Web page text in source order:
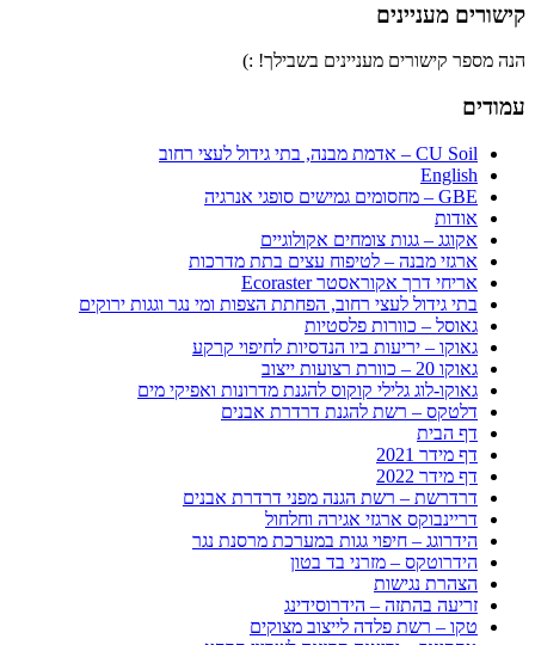
קישורים מעניינים
הנה מספר קישורים מעניינים בשבילך! :)
עמודים
CU Soil – אדמת מבנה, בתי גידול לעצי רחוב
English
GBE – מחסומים גמישים סופגי אנרגיה
אודות
אקוגג – גגות צומחים אקולוגיים
ארגזי מבנה – לטיפוח עצים בתת מדרכות
אריחי דרך אקוראסטר Ecoraster
בתי גידול לעצי רחוב, הפחתת הצפות ומי נגר וגגות ירוקים
גאוסל – כוורות פלסטיות
גאוקו – יריעות ביו הנדסיות לחיפוי קרקע
גאוקו 20 – כוורת רצועות ייצוב
גאוקו-לוג גלילי קוקוס להגנת מדרונות ואפיקי מים
דלטקס – רשת להגנת דרדרת אבנים
דף הבית
דף מידר 2021
דף מידר 2022
דרדרשת – רשת הגנה מפני דרדרת אבנים
דריינבוקס ארגזי אגירה וחלחול
הידרוגג – חיפוי גגות במערכת מרסנת נגר
הידרוטקס – מזרני בד בטון
הצהרת נגישות
זריעה בהתזה – הידרוסידינג
טקו – רשת פלדה לייצוב מצוקים